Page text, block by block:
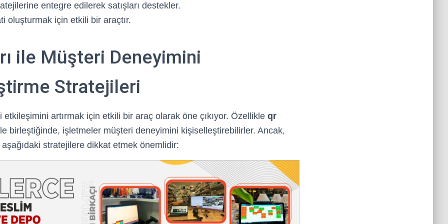
entegre edilerek satışları destekler.
oluşturmak için etkili bir araçtır.
ile Müşteri Deneyimini
Stratejileri
etkileşimini artırmak için etkili bir araç olarak öne çıkıyor. Özellikle qr
birleştiğinde, işletmeler müşteri deneyimini kişiselleştirebilirler. Ancak,
stratejilere dikkat etmek önemlidir: